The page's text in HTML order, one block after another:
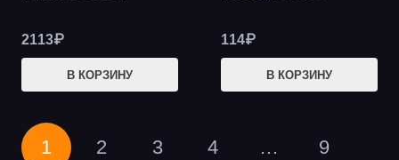
2113₽
В КОРЗИНУ
114₽
В КОРЗИНУ
1 2 3 4 … 9